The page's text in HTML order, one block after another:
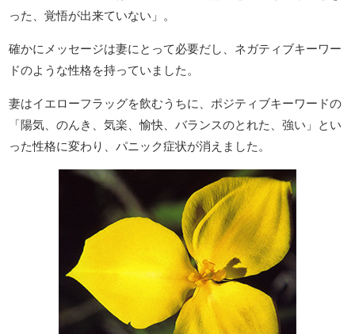
った、覚悟が出来ていない」。
確かにメッセージは妻にとって必要だし、ネガティブキーワー
ドのような性格を持っていました。
妻はイエローフラッグを飲むうちに、ポジティブキーワードの
「陽気、のんき、気楽、愉快、バランスのとれた、強い」とい
った性格に変わり、パニック症状が消えました。